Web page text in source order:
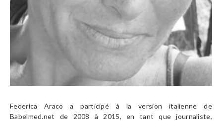
Federica Araco a participé à la version italienne de
Babelmed.net de 2008 à 2015, en tant que journaliste,